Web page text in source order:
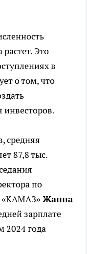
растет. Это
в
о том, что
инвесторов.
средняя
87,8 тыс.
по
«КАМАЗ» Жанна
зарплате
2024 года